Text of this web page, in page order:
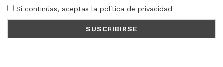
Si continúas, aceptas la política de privacidad